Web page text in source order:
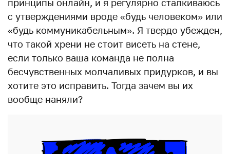
принципы онлайн, и я регулярно сталкиваюсь
с утверждениями вроде «будь человеком» или
«будь коммуникабельным». Я твердо убежден,
что такой хрени не стоит висеть на стене,
если только ваша команда не полна
бесчувственных молчаливых придурков, и вы
хотите это исправить. Тогда зачем вы их
вообще наняли?